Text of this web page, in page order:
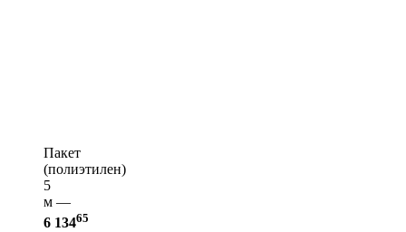
Пакет
(полиэтилен)
5
м —
6 13465